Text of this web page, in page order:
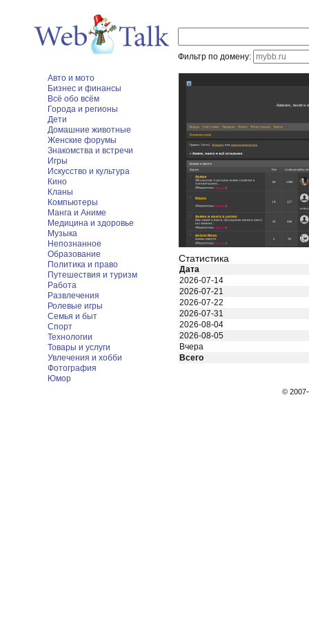
Фильтр по домену:
Авто и мото
Бизнес и финансы
Всё обо всём
Города и регионы
Дети
Домашние животные
Женские форумы
Знакомства и встречи
Игры
Искусство и культура
Кино
Кланы
Компьютеры
Манга и Аниме
Медицина и здоровье
Музыка
Непознанное
Образование
Политика и право
Путешествия и туризм
Работа
Развлечения
Ролевые игры
Семья и быт
Спорт
Технологии
Товары и услуги
Увлечения и хобби
Фотография
Юмор
Статистика
Дата
2026-07-14
2026-07-21
2026-07-22
2026-07-31
2026-08-04
2026-08-05
Вчера
Всего
©